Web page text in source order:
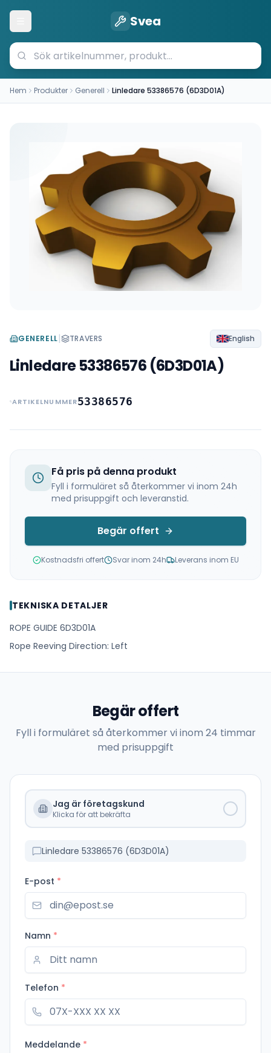
Öppna meny Svea
Hem Produkter Generell Linledare 53386576 (6D3D01A)
GENERELL| TRAVERS English
Linledare 53386576 (6D3D01A)
ARTIKELNUMMER53386576
Få pris på denna produkt
Fyll i formuläret så återkommer vi inom 24h
med prisuppgift och leveranstid.
Begär offert
Kostnadsfri offert Svar inom 24h Leverans inom EU
TEKNISKA DETALJER
ROPE GUIDE 6D3D01A
Rope Reeving Direction: Left
Begär offert
Fyll i formuläret så återkommer vi inom 24 timmar
med prisuppgift
Jag är företagskund
Klicka för att bekräfta
Linledare 53386576 (6D3D01A)
E-post *
Namn *
Telefon *
Meddelande *